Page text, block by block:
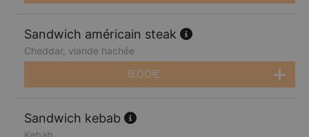
Sandwich américain steak
Cheddar, viande hachée
8.00€
Sandwich kebab
Kebab